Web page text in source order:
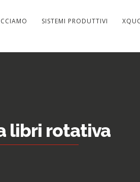
SISTEMI PRODUTTIVI
libri rotativa